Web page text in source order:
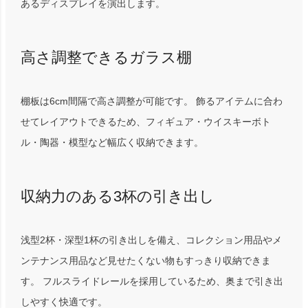
あるディスプレイを演出します。
高さ調整できるガラス棚
棚板は6cm間隔で高さ調整が可能です。 飾るアイテムに合わ
せてレイアウトできるため、フィギュア・ウイスキーボト
ル・陶器・模型など幅広く収納できます。
収納力のある3杯の引き出し
浅型2杯・深型1杯の引き出しを備え、コレクション用品やメ
ンテナンス用品など見せたくない物もすっきり収納できま
す。 フルスライドレールを採用しているため、奥まで引き出
しやすく快適です。